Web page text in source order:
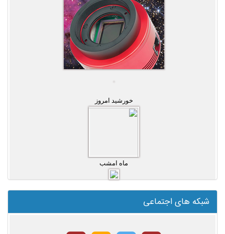
خورشید امروز
ماه امشب
شبکه های اجتماعی